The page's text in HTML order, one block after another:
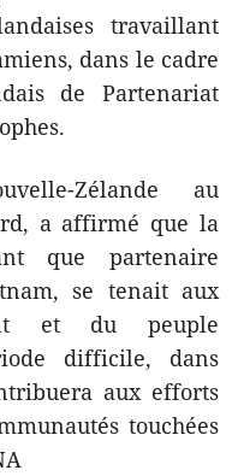
travaillant
dans le cadre
de Partenariat
Zélande au
a affirmé que la
que partenaire
se tenait aux
et du peuple
difficile, dans
aux efforts
touchées